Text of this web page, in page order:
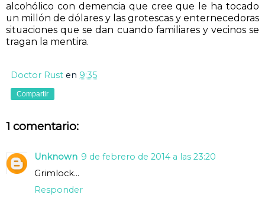
alcohólico con demencia que cree que le ha tocado
un millón de dólares y las grotescas y enternecedoras
situaciones que se dan cuando familiares y vecinos se
tragan la mentira.
Doctor Rust en 9:35
Compartir
1 comentario:
Unknown 9 de febrero de 2014 a las 23:20
Grimlock...
Responder